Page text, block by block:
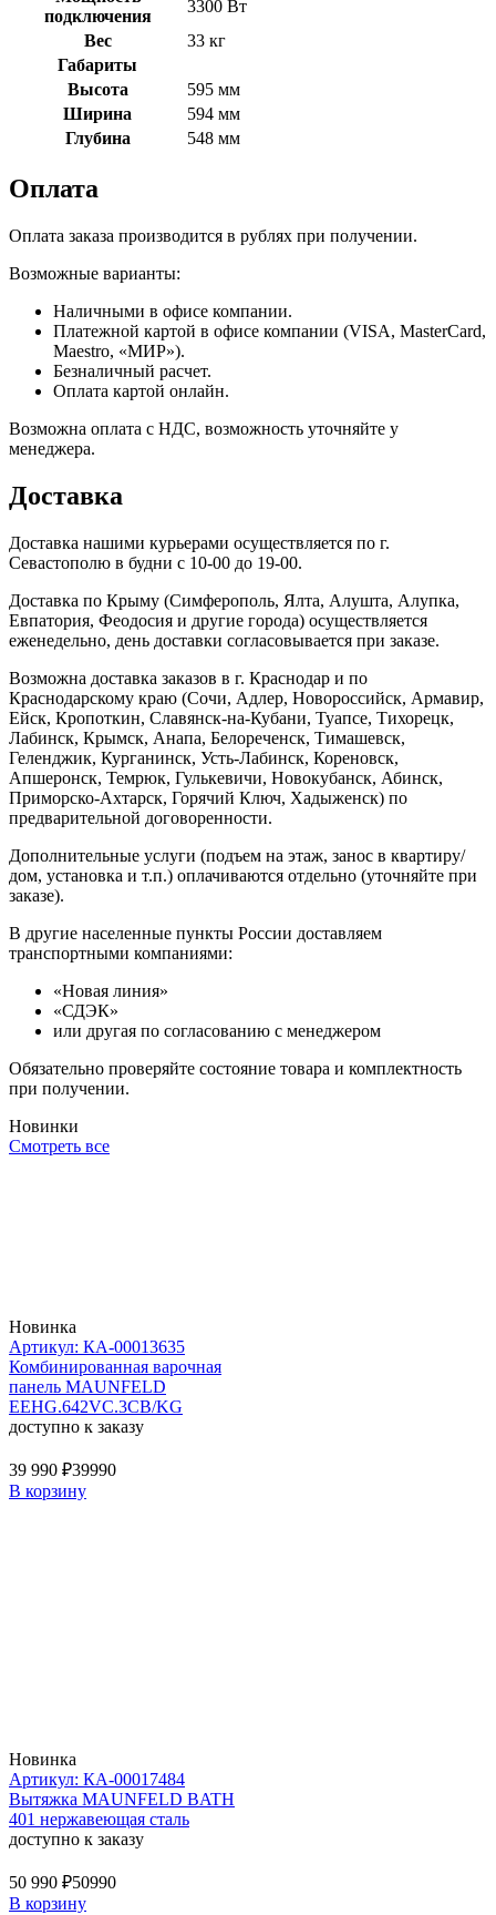
подключения
3300 Вт
Вес
33 кг
Габариты
Высота
595 мм
Ширина
594 мм
Глубина
548 мм
Оплата
Оплата заказа производится в рублях при получении.
Возможные варианты:
Наличными в офисе компании.
Платежной картой в офисе компании (VISA, MasterCard,
Maestro, «МИР»).
Безналичный расчет.
Оплата картой онлайн.
Возможна оплата с НДС, возможность уточняйте у
менеджера.
Доставка
Доставка нашими курьерами осуществляется по г.
Севастополю в будни с 10-00 до 19-00.
Доставка по Крыму (Симферополь, Ялта, Алушта, Алупка,
Евпатория, Феодосия и другие города) осуществляется
еженедельно, день доставки согласовывается при заказе.
Возможна доставка заказов в г. Краснодар и по
Краснодарскому краю (Сочи, Адлер, Новороссийск, Армавир,
Ейск, Кропоткин, Славянск-на-Кубани, Туапсе, Тихорецк,
Лабинск, Крымск, Анапа, Белореченск, Тимашевск,
Геленджик, Курганинск, Усть-Лабинск, Кореновск,
Апшеронск, Темрюк, Гулькевичи, Новокубанск, Абинск,
Приморско-Ахтарск, Горячий Ключ, Хадыженск) по
предварительной договоренности.
Дополнительные услуги (подъем на этаж, занос в квартиру/
дом, установка и т.п.) оплачиваются отдельно (уточняйте при
заказе).
В другие населенные пункты России доставляем
транспортными компаниями:
«Новая линия»
«СДЭК»
или другая по согласованию с менеджером
Обязательно проверяйте состояние товара и комплектность
при получении.
Новинки
Смотреть все
Новинка
Артикул: КА-00013635
Комбинированная варочная
панель MAUNFELD
EEHG.642VC.3CB/KG
доступно к заказу
39 990 ₽39990
В корзину
Новинка
Артикул: КА-00017484
Вытяжка MAUNFELD BATH
401 нержавеющая сталь
доступно к заказу
50 990 ₽50990
В корзину